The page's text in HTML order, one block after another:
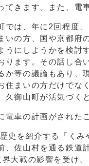
てきます。また、電
では、年に2回程度
いの方、国や京都府
うにしようかを検討
ります。その話し合
か等の議論もあり、
住まいの方だけでな
久御山町が活気づく
電車の計画がされた
史を紹介する「く
、佐山村を通る鉄道
大戦の影響を受け